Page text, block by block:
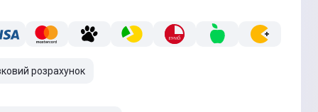
розрахунок